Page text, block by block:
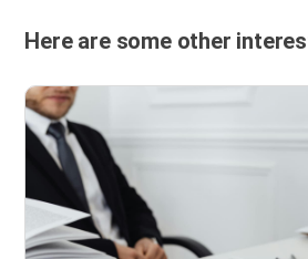
Here are some other